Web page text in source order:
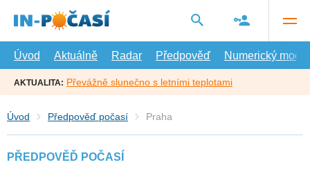
hlavní
Úvod
Aktuálně Radar Předpověď Numerický model
AKTUALITA: Převážně slunečno s letními teplotami
Úvod Předpověď počasí Praha
PŘEDPOVĚĎ POČASÍ